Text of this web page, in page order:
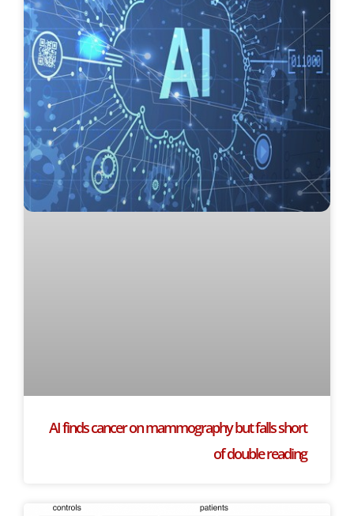
AI finds cancer on mammography but falls short
of double reading